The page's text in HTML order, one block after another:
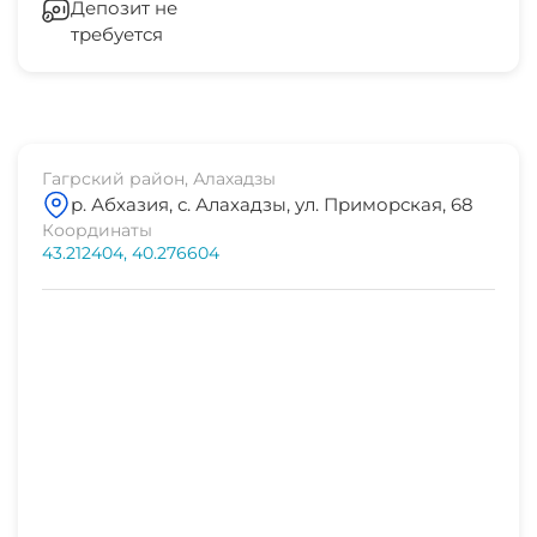
центр развлечений
остановка транспорта
10 мин
аптека
Депозит не
требуется
Гагрский район, Алахадзы
р. Абхазия, с. Алахадзы, ул. Приморская, 68
Координаты
43.212404, 40.276604